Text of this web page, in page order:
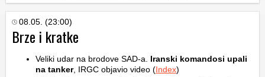
08.05. (23:00)
Brze i kratke
Veliki udar na brodove SAD-a. Iranski komandosi upali
na tanker, IRGC objavio video (Index)